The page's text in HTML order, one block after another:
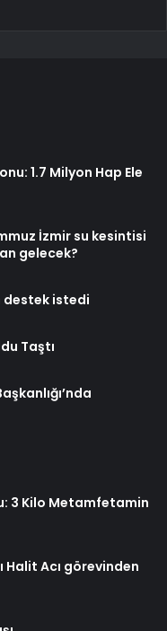
1.7 Milyon Hap Ele
İzmir su kesintisi
gelecek?
destek istedi
Taştı
3 Kilo Metamfetamin
Halit Acı görevinden